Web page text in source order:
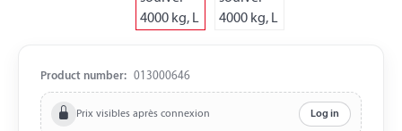
Product number: 013000646
Prix visibles après connexion Log in